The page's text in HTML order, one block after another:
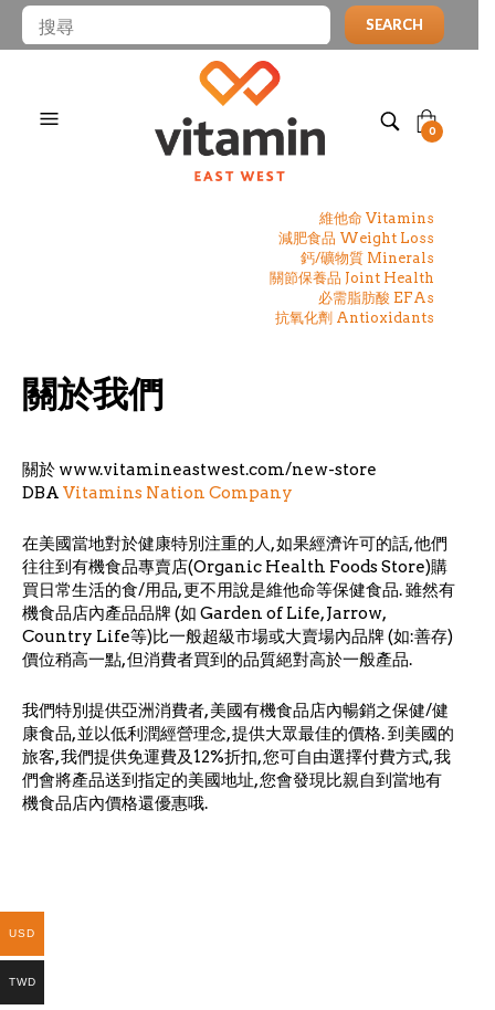
SEARCH
0
維他命 Vitamins
減肥食品 Weight Loss
鈣/礦物質 Minerals
關節保養品 Joint Health
必需脂肪酸 EFAs
抗氧化劑 Antioxidants
關於我們
關於 www.vitamineastwest.com/new-store
DBA Vitamins Nation Company
在美國當地對於健康特別注重的人, 如果經濟许可的話, 他們
往往到有機食品專賣店(Organic Health Foods Store)購
買日常生活的食/用品, 更不用說是維他命等保健食品. 雖然有
機食品店內產品品牌 (如 Garden of Life, Jarrow,
Country Life等)比一般超級市場或大賣場內品牌 (如:善存)
價位稍高一點, 但消費者買到的品質絕對高於一般產品.
我們特別提供亞洲消費者, 美國有機食品店內暢銷之保健/健
康食品, 並以低利潤經營理念, 提供大眾最佳的價格. 到美國的
旅客, 我們提供免運費及12%折扣, 您可自由選擇付費方式, 我
們會將產品送到指定的美國地址, 您會發現比親自到當地有
機食品店內價格還優惠哦.
USD
TWD